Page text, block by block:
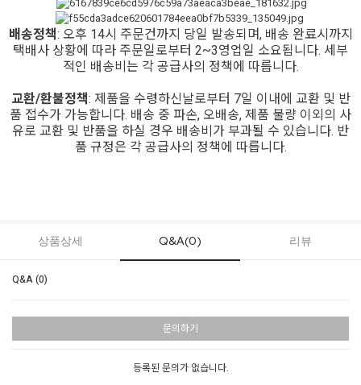
배송정책: 오후 14시 주문건까지 당일 발송되며, 배송 완료시까지
택배사 상황에 따라 주문일로부터 2~3영업일 소요됩니다. 세부
적인 배송비는 각 공급사의 정책에 따릅니다.
교환/환불정책: 제품을 수령하신날로부터 7일 이내에 교환 및 반
품 접수가 가능합니다. 배송 중 파손, 오배송, 제품 불량 이외의 사
유로 교환 및 반품을 하실 경우 배송비가 부과될 수 있습니다. 반
품 규정은 각 공급사의 정책에 따릅니다.
상품상세 Q&A(0) 리뷰
Q&A (0)
문의하기
등록된 문의가 없습니다.